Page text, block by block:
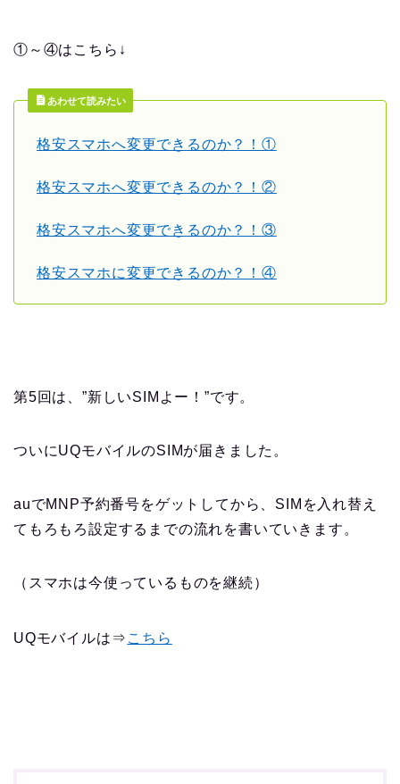
①～④はこちら↓
あわせて読みたい
格安スマホへ変更できるのか？！①
格安スマホへ変更できるのか？！②
格安スマホへ変更できるのか？！③
格安スマホに変更できるのか？！④
第5回は、”新しいSIMよー！”です。
ついにUQモバイルのSIMが届きました。
auでMNP予約番号をゲットしてから、SIMを入れ替え
てもろもろ設定するまでの流れを書いていきます。
（スマホは今使っているものを継続）
UQモバイルは⇒ こちら